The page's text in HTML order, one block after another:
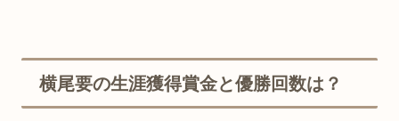
横尾要の生涯獲得賞金と優勝回数は？